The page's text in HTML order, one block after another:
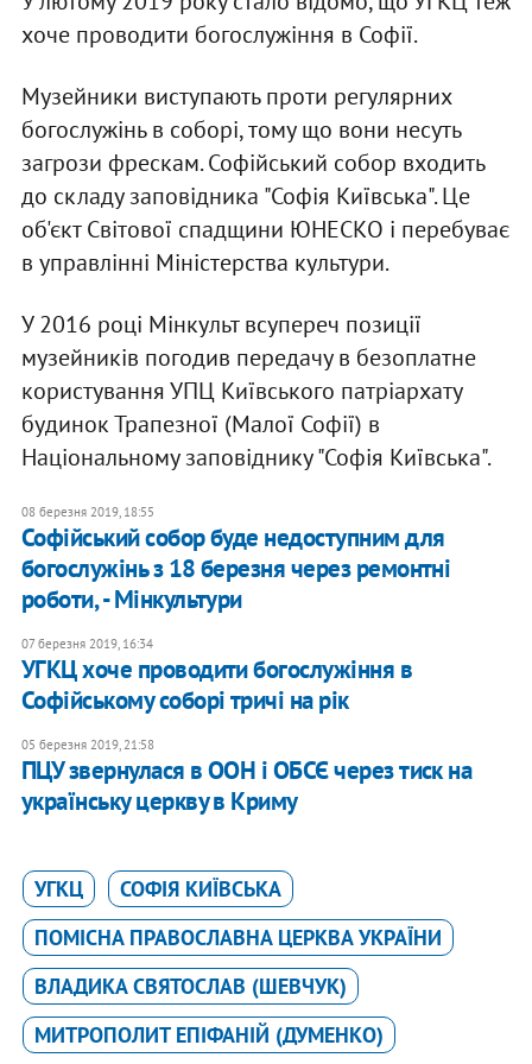
хоче проводити богослужіння в Софії.
Музейники виступають проти регулярних
богослужінь в соборі, тому що вони несуть
загрози фрескам. Софійський собор входить
до складу заповідника "Софія Київська". Це
об'єкт Світової спадщини ЮНЕСКО і перебуває
в управлінні Міністерства культури.
У 2016 році Мінкульт всупереч позиції
музейників погодив передачу в безоплатне
користування УПЦ Київського патріархату
будинок Трапезної (Малої Софії) в
Національному заповіднику "Софія Київська".
08 березня 2019, 18:55
Софійський собор буде недоступним для
богослужінь з 18 березня через ремонтні
роботи, - Мінкультури
07 березня 2019, 16:34
УГКЦ хоче проводити богослужіння в
Софійському соборі тричі на рік
05 березня 2019, 21:58
ПЦУ звернулася в ООН і ОБСЄ через тиск на
українську церкву в Криму
УГКЦ
СОФІЯ КИЇВСЬКА
ПОМІСНА ПРАВОСЛАВНА ЦЕРКВА УКРАЇНИ
ВЛАДИКА СВЯТОСЛАВ (ШЕВЧУК)
МИТРОПОЛИТ ЕПІФАНІЙ (ДУМЕНКО)